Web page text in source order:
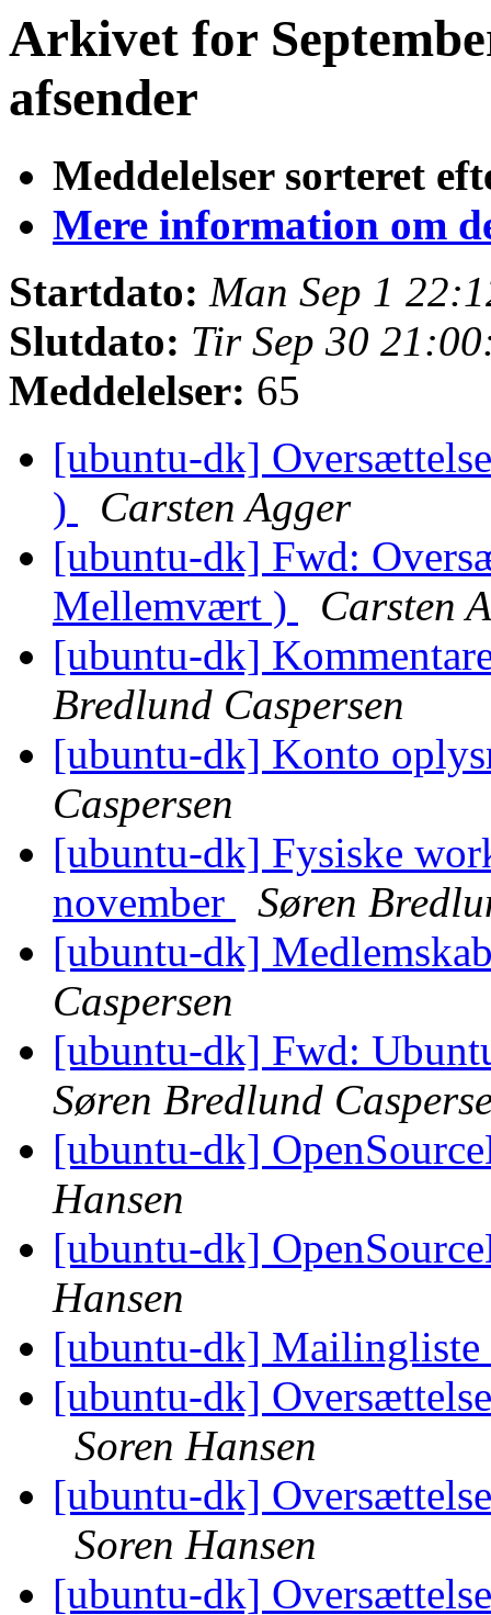
Arkivet for
afsender
Meddelelser sorteret
Mere information om
Startdato: Man Sep 1
Slutdato: Tir Sep 30
Meddelelser: 65
[ubuntu-dk]
)
Carsten Agger
[ubuntu-dk] Fwd:
Mellemvært )
Carsten
[ubuntu-dk]
Bredlund Caspersen
[ubuntu-dk] Konto
Caspersen
[ubuntu-dk] Fysiske
november
Søren
[ubuntu-dk]
Caspersen
[ubuntu-dk] Fwd:
Søren Bredlund
[ubuntu-dk]
Hansen
[ubuntu-dk]
Hansen
[ubuntu-dk]
[ubuntu-dk]
Soren Hansen
[ubuntu-dk]
Soren Hansen
[ubuntu-dk]